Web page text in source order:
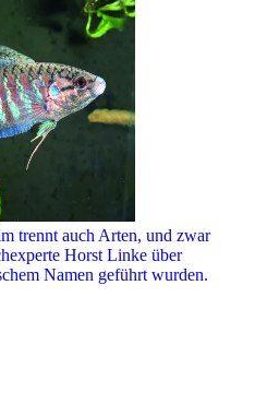
trennt auch Arten, und zwar
Horst Linke über
Namen geführt wurden.